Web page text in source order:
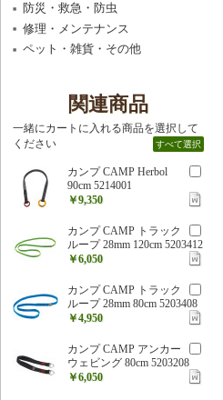
防災・救急・防虫
修理・メンテナンス
ペット・雑貨・その他
関連商品
一緒にカートに入れる商品を選択して
ください
すべて選択
カンプ CAMP Herbol
90cm 5214001
￥9,350
カンプ CAMP トラック
ループ 28mm 120cm 5203412
￥6,050
カンプ CAMP トラック
ループ 28mm 80cm 5203408
￥4,950
カンプ CAMP アンカー
ウェビング 80cm 5203208
￥6,050